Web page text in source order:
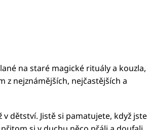
na staré magické rituály a kouzla,
z nejznámějších, nejčastějších a
dětství. Jistě si pamatujete, když jste